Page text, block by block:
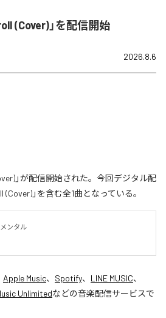
(Cover)」を配信開始
2026.8.6
」が配信開始された。今回デジタル配
」を含む全1曲となっている。
ンタル
Apple Music、 Spotify、 LINE MUSIC、
Unlimitedなどの音楽配信サービスで